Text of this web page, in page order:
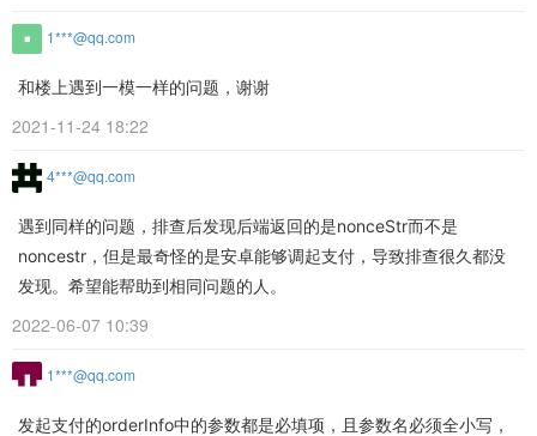
1***@qq.com
和楼上遇到一模一样的问题，谢谢
2021-11-24 18:22
4***@qq.com
遇到同样的问题，排查后发现后端返回的是nonceStr而不是
noncestr，但是最奇怪的是安卓能够调起支付，导致排查很久都没
发现。希望能帮助到相同问题的人。
2022-06-07 10:39
1***@qq.com
发起支付的orderInfo中的参数都是必填项，且参数名必须全小写，